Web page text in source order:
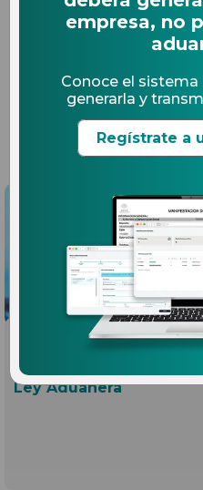
Actualizaciones,
saber sobre el
EXPLORA NUESTROS
Expedientes
¿Qué se audita en
Ley Aduanera
empresa, no
Conoce el sistema
generarla y
Regístrate a